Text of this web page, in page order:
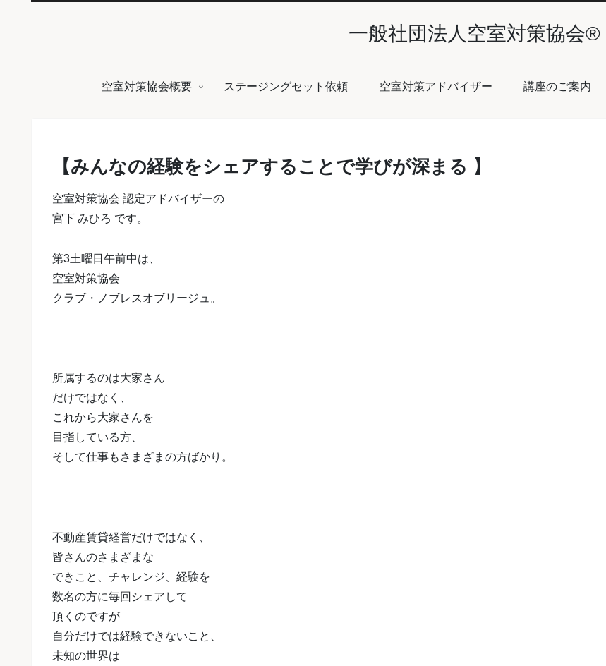
一般社団法人空室対策協会®︎
空室対策協会概要 ステージングセット依頼 空室対策アドバイザー 講座のご案内
【みんなの経験をシェアすることで学びが深まる 】
空室対策協会 認定アドバイザーの
宮下 みひろ です。
第3土曜日午前中は、
空室対策協会
クラブ・ノブレスオブリージュ。
所属するのは大家さん
だけではなく、
これから大家さんを
目指している方、
そして仕事もさまざまの方ばかり。
不動産賃貸経営だけではなく、
皆さんのさまざまな
できこと、チャレンジ、経験を
数名の方に毎回シェアして
頂くのですが
自分だけでは経験できないこと、
未知の世界は